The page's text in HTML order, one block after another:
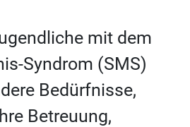
mit dem
Syndrom (SMS)
Bedürfnisse,
Betreuung,